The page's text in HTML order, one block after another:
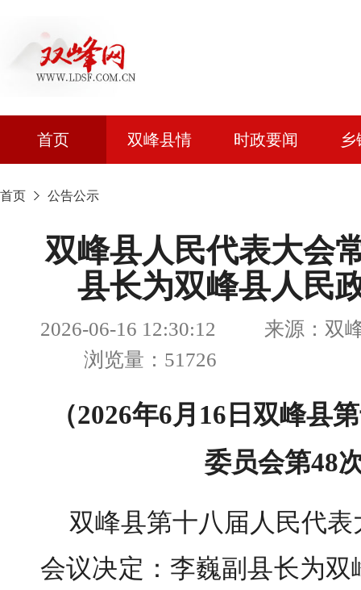
首页 双峰县情 时政要闻
首页 公告公示
双峰县人民代表大会
县长为双峰县人民
2026-06-16 12:30:12 来源：双峰
浏览量：51726
（2026年6月16日双峰县
委员会第48
双峰县第十八届人民代
会议决定：李巍副县长为